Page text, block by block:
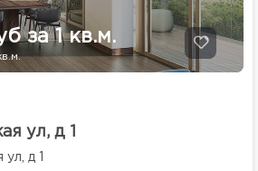
за 1 кв.м.
ул, д 1
д 1